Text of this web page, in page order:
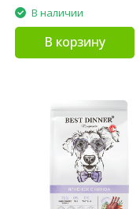
В наличии
В корзину